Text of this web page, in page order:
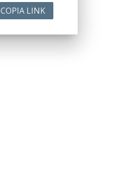
COPIA LINK